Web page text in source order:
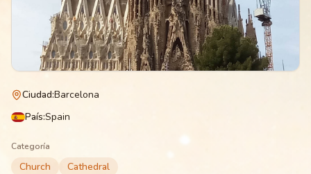
Ciudad:Barcelona
País:Spain
Categoría
Church Cathedral